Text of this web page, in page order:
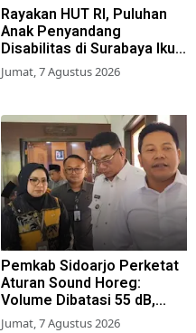
Rayakan HUT RI, Puluhan
Anak Penyandang
Disabilitas di Surabaya Ikuti
Beragam Lomba
Jumat, 7 Agustus 2026
Pemkab Sidoarjo Perketat
Aturan Sound Horeg:
Volume Dibatasi 55 dB,
Wajib Kantongi Izin
Jumat, 7 Agustus 2026